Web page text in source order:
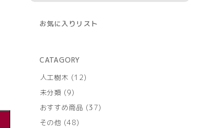
お気に入りリスト
CATAGORY
人工樹木
1212
商
未分類 99
の
商
おすすめ商品 3737
その他 4848